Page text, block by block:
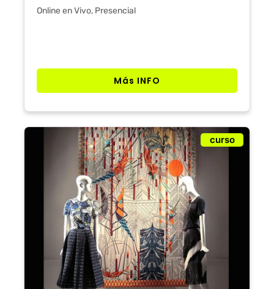
Online en Vivo, Presencial
Más INFO
curso